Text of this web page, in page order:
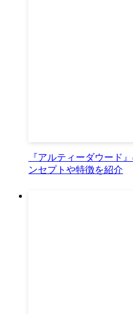
『アルティーダウード
ンセプトや特徴を紹介